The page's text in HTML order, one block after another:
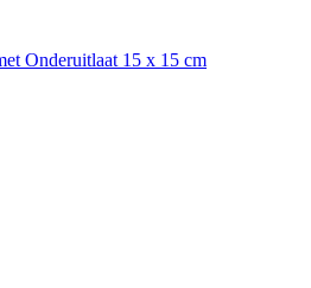
Onderuitlaat 15 x 15 cm